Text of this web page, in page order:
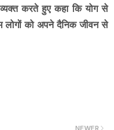
करते हुए कहा कि योग से
लोगों को अपने दैनिक जीवन से
NEWER